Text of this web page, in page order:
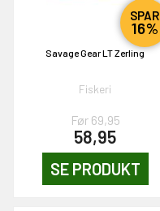
SPAR
16%
Savage Gear LT Zerling
Fiskeri
Før 69,95
58,95
SE PRODUKT